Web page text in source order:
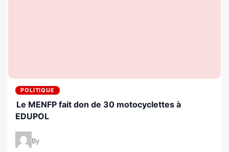
POLITIQUE
Le MENFP fait don de 30 motocyclettes à
EDUPOL
By